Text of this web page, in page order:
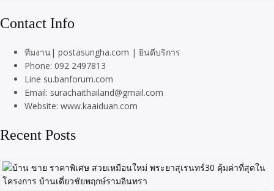
Contact Info
ทีมงาน| postasungha.com | ยินดีบริการ
Phone: 092 2497813
Line su.banforum.com
Email: surachaithailand@gmail.com
Website: www.kaaiduan.com
Recent Posts